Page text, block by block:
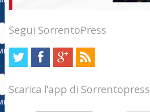
Segui SorrentoPress
Scarica l’app di Sorrentopress